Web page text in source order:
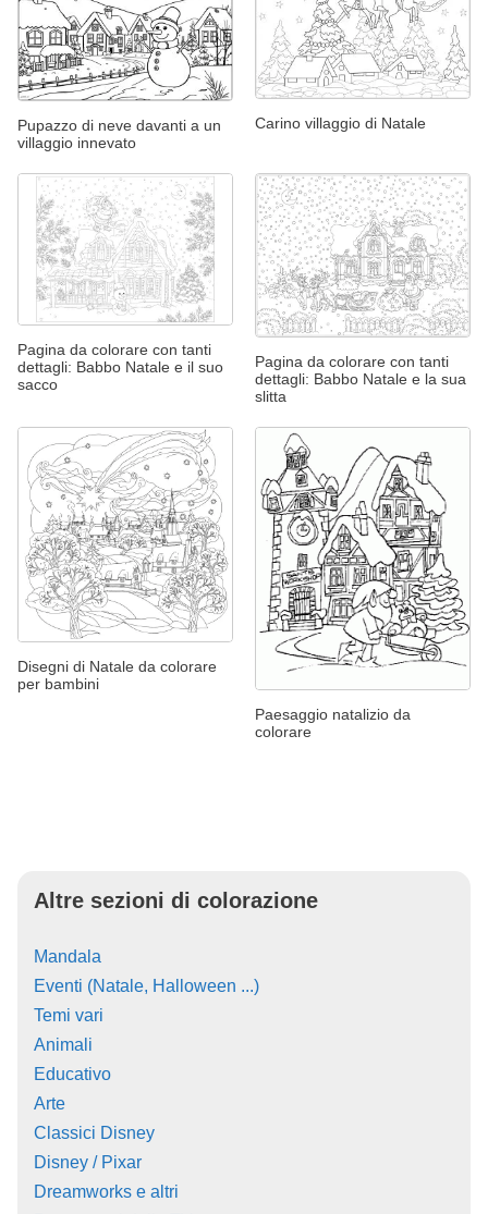
Pupazzo di neve davanti a un
villaggio innevato
Carino villaggio di Natale
Pagina da colorare con tanti
dettagli: Babbo Natale e il suo
sacco
Pagina da colorare con tanti
dettagli: Babbo Natale e la sua
slitta
Disegni di Natale da colorare
per bambini
Paesaggio natalizio da
colorare
Altre sezioni di colorazione
Mandala
Eventi (Natale, Halloween ...)
Temi vari
Animali
Educativo
Arte
Classici Disney
Disney / Pixar
Dreamworks e altri